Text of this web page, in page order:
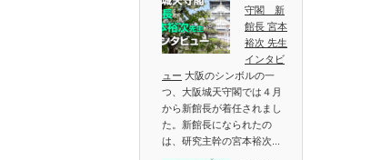
守閣 新
館長 宮本
裕次 先生
インタビ
ュー 大阪のシンボルの一
つ、大阪城天守閣では４月
から新館長が着任されまし
た。新館長になられたの
は、研究主幹の宮本裕次...